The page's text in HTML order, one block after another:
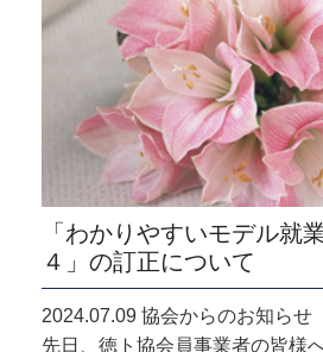
「わかりやすいモデル就
４」の訂正について
2024.07.09 協会からのお知らせ
先日、徳ト協会員事業者の皆様